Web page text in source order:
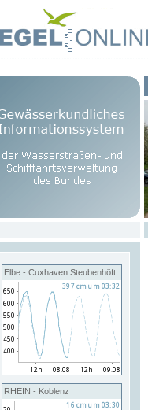
Elbe - Cuxhaven Steubenhöft
RHEIN - Koblenz